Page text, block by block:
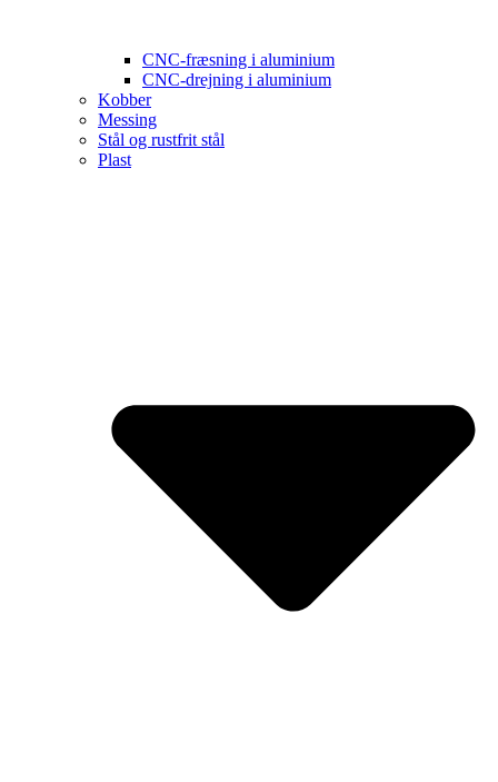
CNC-fræsning i aluminium
CNC-drejning i aluminium
Kobber
Messing
Stål og rustfrit stål
Plast